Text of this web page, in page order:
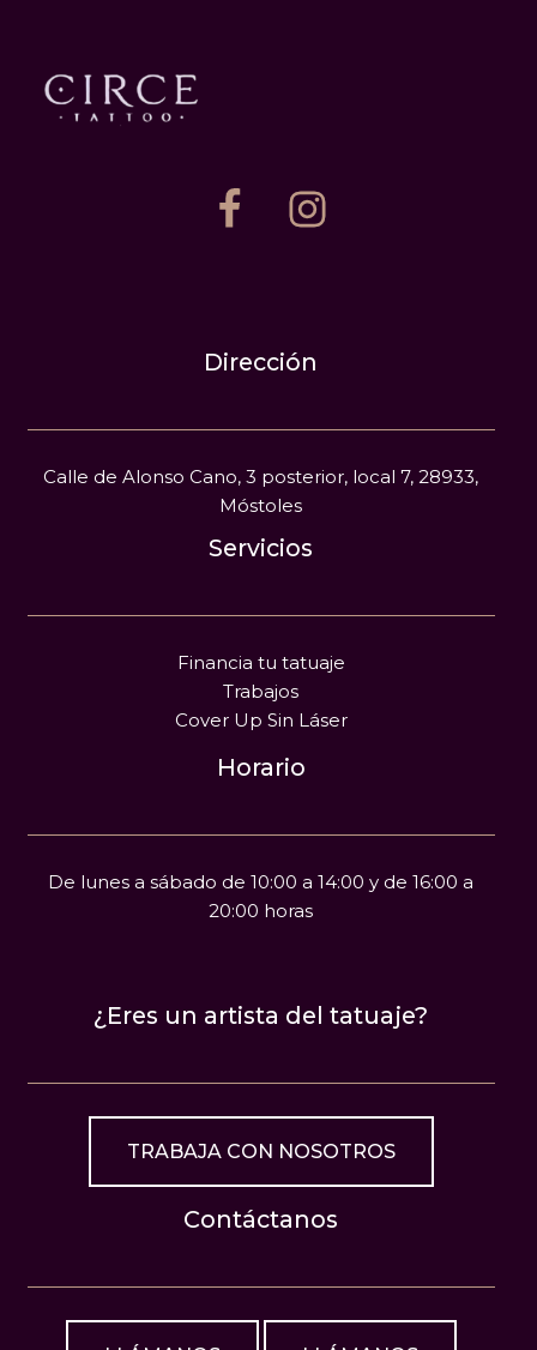
Dirección
Calle de Alonso Cano, 3 posterior, local 7, 28933,
Móstoles
Servicios
Financia tu tatuaje
Trabajos
Cover Up Sin Láser
Horario
De lunes a sábado de 10:00 a 14:00 y de 16:00 a
20:00 horas
¿Eres un artista del tatuaje?
TRABAJA CON NOSOTROS
Contáctanos